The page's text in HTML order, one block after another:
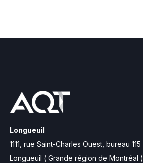
Longueuil
1111, rue Saint-Charles Ouest, bureau 115
Longueuil ( Grande région de Montréal )